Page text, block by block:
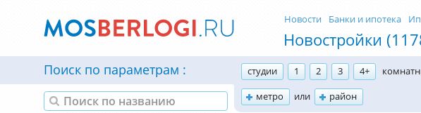
Новостройки
Новости Банки и ипотека
Поиск по параметрам студии 1 2 3 4+
метро
или район